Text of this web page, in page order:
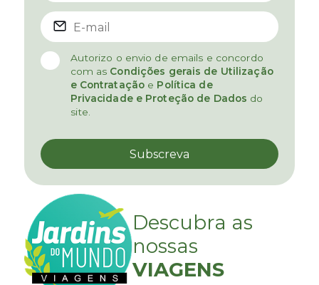
Autorizo o envio de emails e concordo
com as Condições gerais de Utilização
e Contratação e Política de
Privacidade e Proteção de Dados do
site.
Descubra as
nossas
VIAGENS